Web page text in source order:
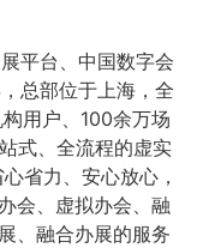
平台、中国数字会
总部位于上海，全
用户、100余万场
式、全流程的虚实
省力、安心放心，
会、虚拟办会、融
、融合办展的服务